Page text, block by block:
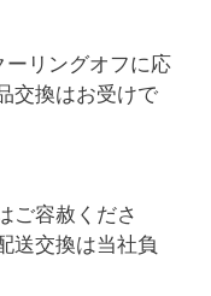
リングオフに応
交換はお受けで
ご容赦くださ
送交換は当社負